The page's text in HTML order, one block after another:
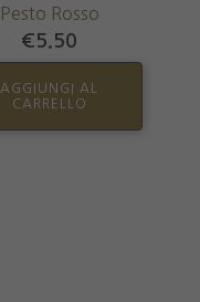
Pesto Rosso
€5.50
AGGIUNGI AL
CARRELLO